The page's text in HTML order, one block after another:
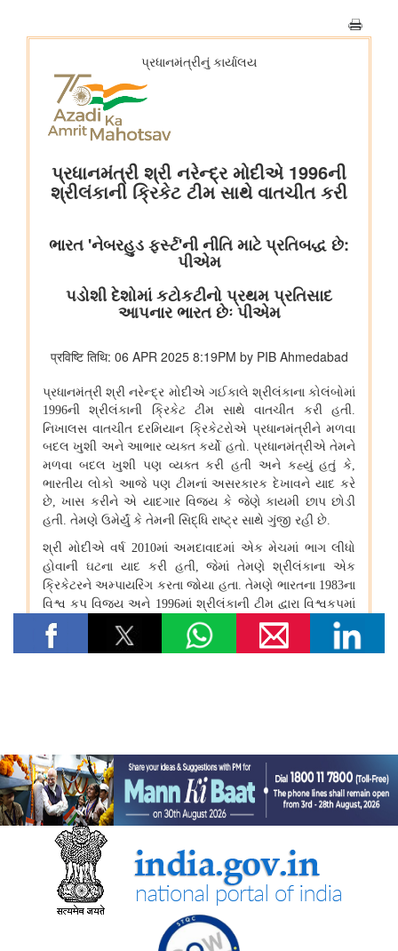
भुवनेश्वरी ओसीपी: नवाचार से उत्पादन को शक्ति और स्थिरता से विकास को
आकार
कोयला मंत्रालय की सलाहकार समिति ने वाणिज्यिक कोयला खनन सुधारों और
निजी क्षेत्र की भागीदारी को बढ़ावा देने पर चर्चा की
संचार मंत्रालय
प्रधान संचार लेखा नियंत्रक कार्यालय, दिल्ली ने पेंशन अदालत का
सफलतापूर्वक आयोजन किया
संस्‍कृति मंत्रालय
कम-प्रसिद्ध पर्यटन स्थलों में सांस्कृतिक विरासत और पर्यटन
रक्षा मंत्री ने प्रादेशिक सेना संबंधी रक्षा मंत्रालय की संसदीय सलाहकार
समिति की बैठक की अध्यक्षता की
इलेक्ट्रानिक्स एवं आईटी मंत्रालय
सरकार ने कृत्रिम बुद्धिमत्ता से निर्मित डीपफेक से निपटने के लिए नियामक ढांचे
को मजबूत किया
सरकार ने भारत की बढ़ती डिजिटल और एआई अवसंरचना के लिए डेटा सेंटर
की क्षमता को तेजी से बढ़ाने पर दिया जोर
वित्‍त मंत्रालय
डीएफएस के बीमा प्रभाग को जून 2026 के शिकायत निवारण मूल्यांकन और
सूचकांक (जीआरएआई) के समूह ए श्रेणी में तीसरा स्थान
जल शक्ति मंत्रालय
महा जल मिशन का कार्यान्वयन
वर्षा जल संचयन और जल संरक्षण
नमामि गंगे अभियान के अंतर्गत परियोजनाएं
सूचना और प्रसारण मंत्रालय
रचनात्मक अर्थव्यवस्था के लिए प्रमुख अंतरराष्ट्रीय मार्केटप्‍लेस 'ब्रिक्स वेव्स
बाज़ार' ने मुंबई में ब्रिक्स सदस्य और भागीदार देशों के 500 से अधिक